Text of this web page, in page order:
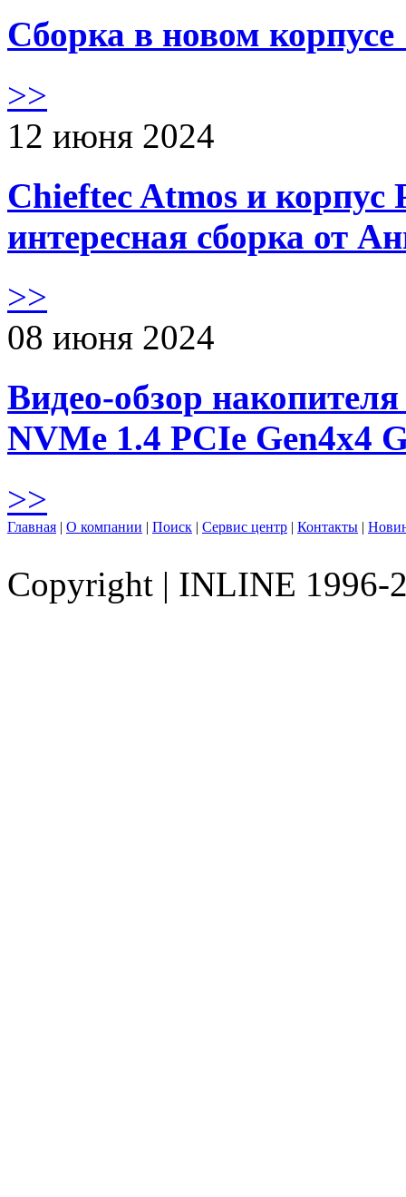
Сборка в новом
>>
12 июня 2024
Chieftec Atmos и корпус
интересная сборка от
>>
08 июня 2024
Видео-обзор
NVMe 1.4 PCIe Gen4х4
>>
Главная | О компании | Поиск | Сервис центр | Контакты |
Copyright | INLINE 1996-